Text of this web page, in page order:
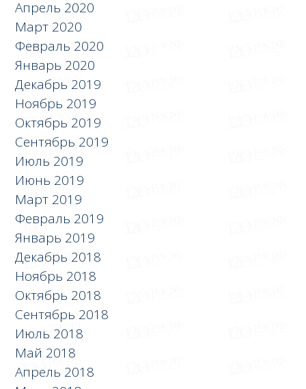
Апрель 2020
Март 2020
Февраль 2020
Январь 2020
Декабрь 2019
Ноябрь 2019
Октябрь 2019
Сентябрь 2019
Июль 2019
Июнь 2019
Март 2019
Февраль 2019
Январь 2019
Декабрь 2018
Ноябрь 2018
Октябрь 2018
Сентябрь 2018
Июль 2018
Май 2018
Апрель 2018